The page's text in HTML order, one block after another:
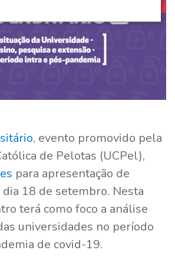
, evento promovido pela
de Pelotas (UCPel),
para apresentação de
18 de setembro. Nesta
terá como foco a análise
universidades no período
de covid-19.